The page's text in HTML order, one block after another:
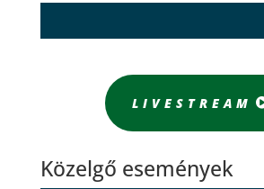
LIVESTREAM
Közelgő események